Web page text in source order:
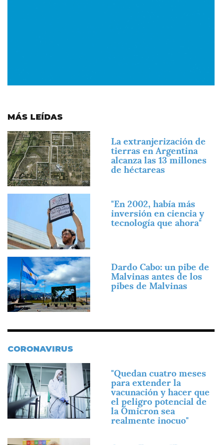
MÁS LEÍDAS
Imagen
La extranjerización de
tierras en Argentina
alcanza las 13 millones
de héctareas
"En 2002, había más
inversión en ciencia y
tecnología que ahora"
Imagen
Dardo Cabo: un pibe de
Malvinas antes de los
pibes de Malvinas
CORONAVIRUS
Imagen
"Quedan cuatro meses
para extender la
vacunación y hacer que
el peligro potencial de
la Ómicron sea
realmente inocuo"
Imagen